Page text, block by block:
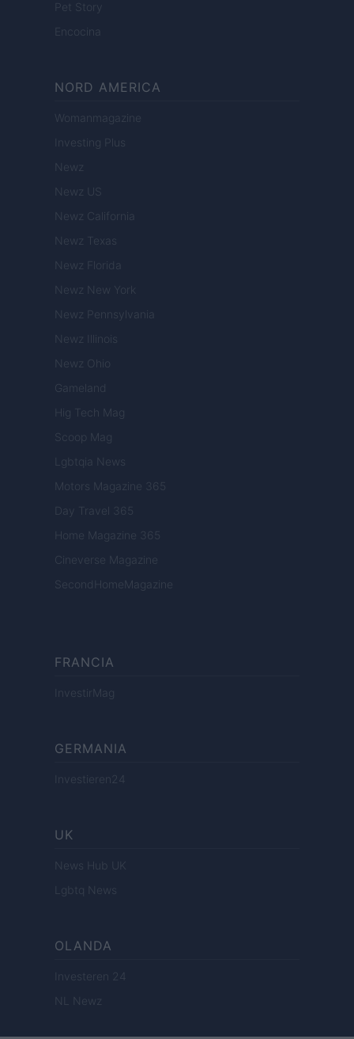
Pet Story
Encocina
NORD AMERICA
Womanmagazine
Investing Plus
Newz
Newz US
Newz California
Newz Texas
Newz Florida
Newz New York
Newz Pennsylvania
Newz Illinois
Newz Ohio
Gameland
Hig Tech Mag
Scoop Mag
Lgbtqia News
Motors Magazine 365
Day Travel 365
Home Magazine 365
Cineverse Magazine
SecondHomeMagazine
FRANCIA
InvestirMag
GERMANIA
Investieren24
UK
News Hub UK
Lgbtq News
OLANDA
Investeren 24
NL Newz